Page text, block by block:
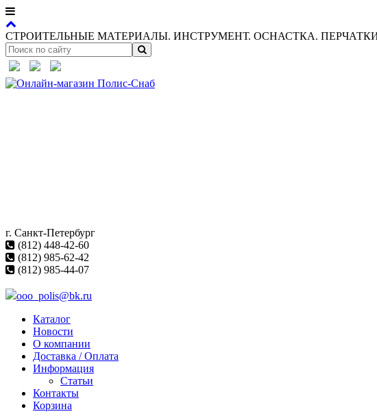
СТРОИТЕЛЬНЫЕ МАТЕРИАЛЫ. ИНСТРУМЕНТ. ОСНАСТКА.
г. Санкт-Петербург
(812) 448-42-60
(812) 985-62-42
(812) 985-44-07
ooo_polis@bk.ru
Каталог
Новости
О компании
Доставка / Оплата
Информация
Статьи
Контакты
Корзина